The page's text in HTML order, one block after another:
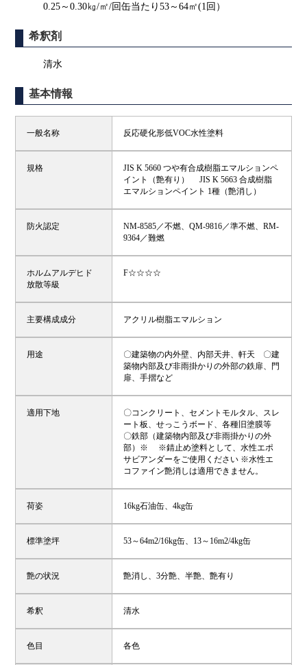
0.25～0.30㎏/㎡/回缶当たり53～64㎡(1回）
希釈剤
清水
基本情報
一般名称 反応硬化形低VOC水性塗料
規格
JIS K 5660 つや有合成樹脂エマルションペ
イント（艶有り） JIS K 5663 合成樹脂
エマルションペイント 1種（艶消し）
防火認定
NM-8585／不燃、QM-9816／準不燃、RM-
9364／難燃
ホルムアルデヒド
放散等級
F☆☆☆☆
主要構成成分 アクリル樹脂エマルション
用途
〇建築物の内外壁、内部天井、軒天 〇建
築物内部及び非雨掛かりの外部の鉄扉、門
扉、手摺など
適用下地
〇コンクリート、セメントモルタル、スレ
ート板、せっこうボード、各種旧塗膜等
〇鉄部（建築物内部及び非雨掛かりの外
部）※ ※錆止め塗料として、水性エポ
サビアンダーをご使用ください ※水性エ
コファイン艶消しは適用できません。
荷姿 16kg石油缶、4kg缶
標準塗坪 53～64m2/16kg缶、13～16m2/4kg缶
艶の状況 艶消し、3分艶、半艶、艶有り
希釈 清水
色目 各色